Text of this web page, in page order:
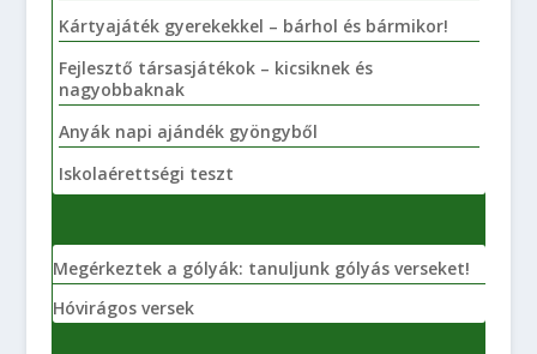
Kártyajáték gyerekekkel – bárhol és bármikor!
Fejlesztő társasjátékok – kicsiknek és
nagyobbaknak
Anyák napi ajándék gyöngyből
Iskolaérettségi teszt
Megérkeztek a gólyák: tanuljunk gólyás verseket!
Hóvirágos versek